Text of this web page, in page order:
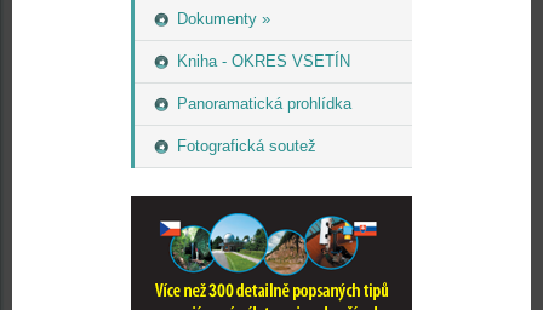
Dokumenty »
Kniha - OKRES VSETÍN
Panoramatická prohlídka
Fotografická soutež